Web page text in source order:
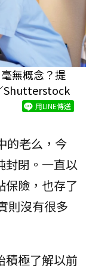
無概念？提
Shutterstock
用LINE傳送
的老么，今
封閉。一直以
保險，也存了
則沒有很多
積極了解以前